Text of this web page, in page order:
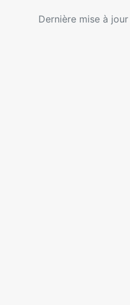
Dernière mise à